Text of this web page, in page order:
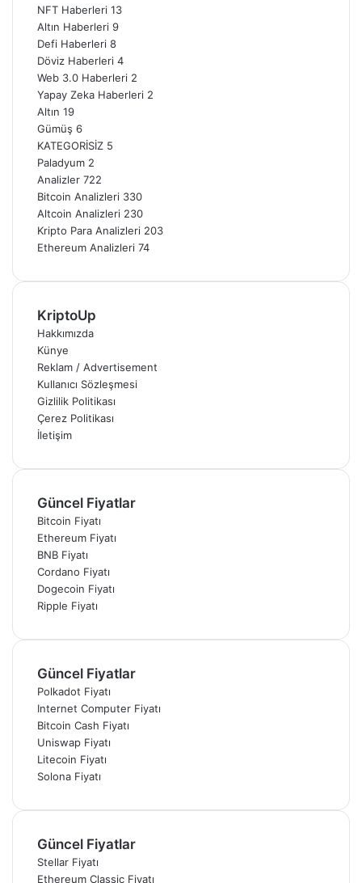
NFT Haberleri 13
Altın Haberleri 9
Defi Haberleri 8
Döviz Haberleri 4
Web 3.0 Haberleri 2
Yapay Zeka Haberleri 2
Altın 19
Gümüş 6
KATEGORİSİZ 5
Paladyum 2
Analizler 722
Bitcoin Analizleri 330
Altcoin Analizleri 230
Kripto Para Analizleri 203
Ethereum Analizleri 74
KriptoUp
Hakkımızda
Künye
Reklam / Advertisement
Kullanıcı Sözleşmesi
Gizlilik Politikası
Çerez Politikası
İletişim
Güncel Fiyatlar
Bitcoin Fiyatı
Ethereum Fiyatı
BNB Fiyatı
Cordano Fiyatı
Dogecoin Fiyatı
Ripple Fiyatı
Güncel Fiyatlar
Polkadot Fiyatı
Internet Computer Fiyatı
Bitcoin Cash Fiyatı
Uniswap Fiyatı
Litecoin Fiyatı
Solona Fiyatı
Güncel Fiyatlar
Stellar Fiyatı
Ethereum Classic Fiyatı